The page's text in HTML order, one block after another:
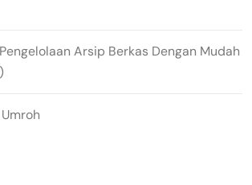
Arsip Berkas Dengan Mudah